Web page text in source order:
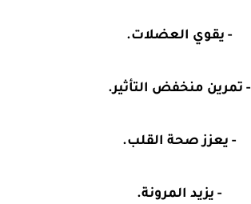
- يقوي العضلات.
- تمرين منخفض التأثير.
- يعزز صحة القلب.
- يزيد المرونة.